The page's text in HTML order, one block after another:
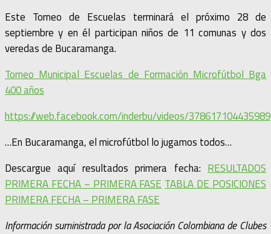
Este Torneo de Escuelas terminará el próximo 28 de
septiembre y en él participan niños de 11 comunas y dos
veredas de Bucaramanga.
Torneo Municipal Escuelas de Formación Microfútbol Bga
400 años
https://web.facebook.com/inderbu/videos/378617104435989
…En Bucaramanga, el microfútbol lo jugamos todos…
Descargue aquí resultados primera fecha: RESULTADOS
PRIMERA FECHA – PRIMERA FASE TABLA DE POSICIONES
PRIMERA FECHA – PRIMERA FASE
Información suministrada por la Asociación Colombiana de Clubes